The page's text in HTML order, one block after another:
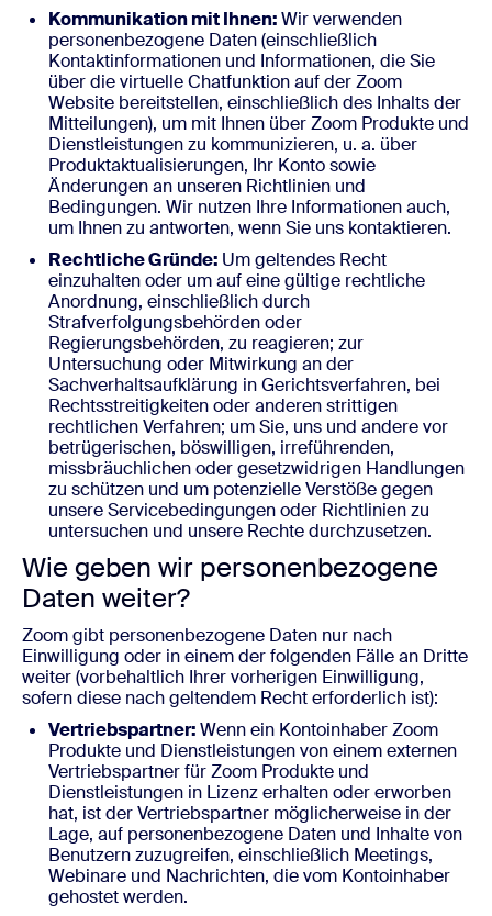
Kommunikation mit Ihnen:Wir verwenden
personenbezogene Daten (einschließlich
Kontaktinformationen und Informationen, die Sie
über die virtuelle Chatfunktion auf der Zoom
Website bereitstellen, einschließlich des Inhalts der
Mitteilungen), um mit Ihnen über Zoom Produkte und
Dienstleistungen zu kommunizieren, u. a. über
Produktaktualisierungen, Ihr Konto sowie
Änderungen an unseren Richtlinien und
Bedingungen. Wir nutzen Ihre Informationen auch,
um Ihnen zu antworten, wenn Sie uns kontaktieren.
Rechtliche Gründe: Um geltendes Recht
einzuhalten oder um auf eine gültige rechtliche
Anordnung, einschließlich durch
Strafverfolgungsbehörden oder
Regierungsbehörden, zu reagieren; zur
Untersuchung oder Mitwirkung an der
Sachverhaltsaufklärung in Gerichtsverfahren, bei
Rechtsstreitigkeiten oder anderen strittigen
rechtlichen Verfahren; um Sie, uns und andere vor
betrügerischen, böswilligen, irreführenden,
missbräuchlichen oder gesetzwidrigen Handlungen
zu schützen und um potenzielle Verstöße gegen
unsere Servicebedingungen oder Richtlinien zu
untersuchen und unsere Rechte durchzusetzen.
Wie geben wir personenbezogene
Daten weiter?
Zoom gibt personenbezogene Daten nur nach
Einwilligung oder in einem der folgenden Fälle an Dritte
weiter (vorbehaltlich Ihrer vorherigen Einwilligung,
sofern diese nach geltendem Recht erforderlich ist):
Vertriebspartner:Wenn ein Kontoinhaber Zoom
Produkte und Dienstleistungen von einem externen
Vertriebspartner für Zoom Produkte und
Dienstleistungen in Lizenz erhalten oder erworben
hat, ist der Vertriebspartner möglicherweise in der
Lage, auf personenbezogene Daten und Inhalte von
Benutzern zuzugreifen, einschließlich Meetings,
Webinare und Nachrichten, die vom Kontoinhaber
gehostet werden.